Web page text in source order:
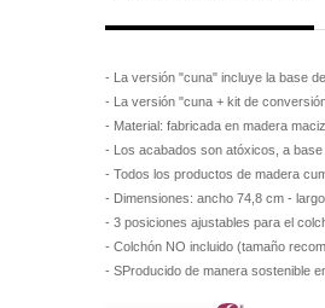
- La versión "cuna" incluye la base
- La versión "cuna + kit de
- Material: fabricada en madera
- Los acabados son atóxicos, a
- Todos los productos de madera
- Dimensiones: ancho 74,8 cm -
- 3 posiciones ajustables para el
- Colchón NO incluido (tamaño
- SProducido de manera sostenible